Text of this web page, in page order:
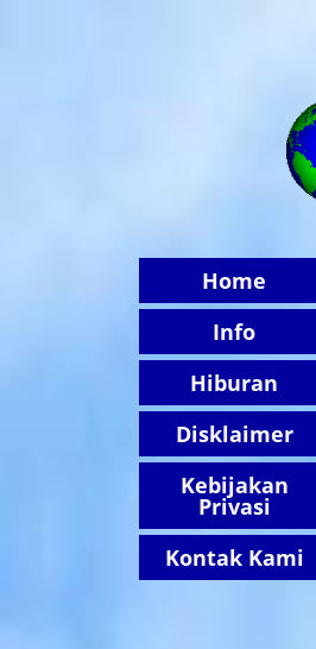
Home
Info
Hiburan
Disklaimer
Kebijakan
Privasi
Kontak Kami